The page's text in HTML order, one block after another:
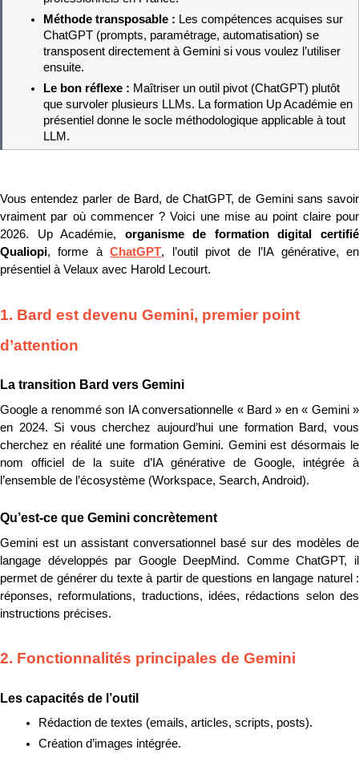
Méthode transposable : Les compétences acquises sur
ChatGPT (prompts, paramétrage, automatisation) se
transposent directement à Gemini si vous voulez l’utiliser
ensuite.
Le bon réflexe : Maîtriser un outil pivot (ChatGPT) plutôt
que survoler plusieurs LLMs. La formation Up Académie en
présentiel donne le socle méthodologique applicable à tout
LLM.
Vous entendez parler de Bard, de ChatGPT, de Gemini sans savoir
vraiment par où commencer ? Voici une mise au point claire pour
2026. Up Académie, organisme de formation digital certifié
Qualiopi, forme à ChatGPT, l’outil pivot de l’IA générative, en
présentiel à Velaux avec Harold Lecourt.
1. Bard est devenu Gemini, premier point
d’attention
La transition Bard vers Gemini
Google a renommé son IA conversationnelle « Bard » en « Gemini »
en 2024. Si vous cherchez aujourd’hui une formation Bard, vous
cherchez en réalité une formation Gemini. Gemini est désormais le
nom officiel de la suite d’IA générative de Google, intégrée à
l’ensemble de l’écosystème (Workspace, Search, Android).
Qu’est-ce que Gemini concrètement
Gemini est un assistant conversationnel basé sur des modèles de
langage développés par Google DeepMind. Comme ChatGPT, il
permet de générer du texte à partir de questions en langage naturel :
réponses, reformulations, traductions, idées, rédactions selon des
instructions précises.
2. Fonctionnalités principales de Gemini
Les capacités de l’outil
Rédaction de textes (emails, articles, scripts, posts).
Création d’images intégrée.